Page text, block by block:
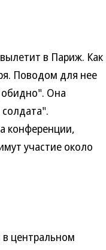
в Париж. Как
Поводом для нее
обидно". Она
конференции,
участие около
центральном